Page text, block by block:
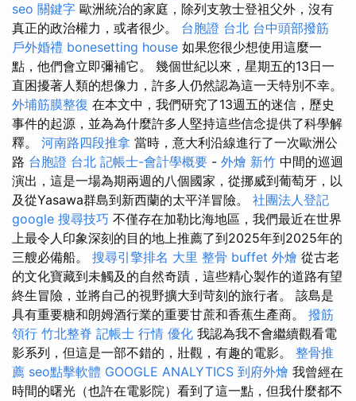
seo 關鍵字 歐洲統治的家庭，除列支敦士登祖父外，沒有
真正的政治權力，或者很少。 台胞證 台北 台中頭部撥筋
戶外婚禮 bonesetting house 如果您很少想使用這麼一
點，他們會立即彌補它。 幾個世紀以來，星期五的13日一
直困擾著人類的想像力，許多人仍然認為這一天特別不幸。
外埔筋膜整復 在本文中，我們研究了13週五的迷信，歷史
事件的起源，並為為什麼許多人堅持這些信念提供了科學解
釋。 河南路四段推拿 當時，意大利沿線進行了一次歐洲公
路 台胞證 台北 記帳士-會計學概要 - 外燴 新竹 中間的巡迴
演出，這是一場為期兩週的八個國家，從挪威到葡萄牙，以
及從Yasawa群島到新西蘭的太平洋冒險。 社團法人登記
google 搜尋技巧 不僅存在加勒比海地區，我們最近在世界
上最令人印象深刻的目的地上推薦了到2025年到2025年的
三艘必備船。 搜尋引擎排名 大里 整骨 buffet 外燴 從古老
的文化寶藏到未觸及的自然奇蹟，這些精心製作的道路有望
終生冒險，並將自己的視野擴大到苛刻的旅行者。 該島是
具有重要糖和朗姆酒行業的重要甘蔗和香蕉生產商。 撥筋
領行 竹北整脊 記帳士 行情 優化 我認為我不會繼續觀看電
影系列，但這是一部不錯的，壯觀，有趣的電影。 整骨推
薦 seo點擊軟體 GOOGLE ANALYTICS 到府外燴 我曾經在
時間的曙光（也許在電影院）看到了這一點，但我什麼都不